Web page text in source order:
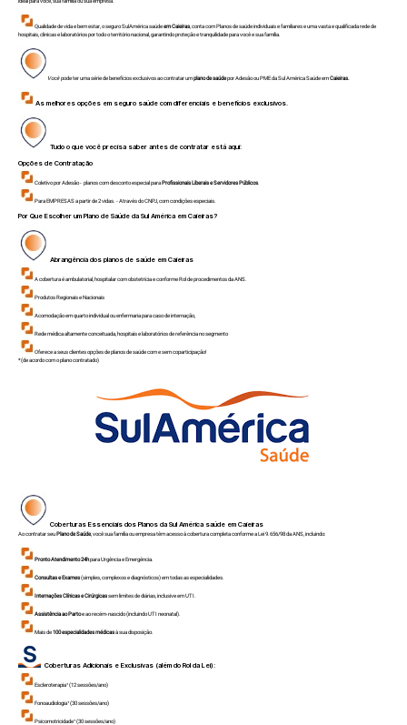
Qualidade de vida e bem estar, o seguro SulAmérica saúdeem Caieiras , conta com Planos de saúde individuais e familiares e uma vasta e qualificada rede de
hospitais, clinicas e laboratórios por todo o território nacional, garantindo proteção e tranquilidade para você e sua família.
Vocêpode ter uma série de benefícios exclusivos ao contratar umplano de saúdepor Adesão ou PME da Sul América Saúde emCaieiras.
As melhores opções em seguro saúde com diferenciais e benefícios exclusivos.
Tudo o que você precisa saber antes de contratar está aqui:
Opções de Contratação
Coletivo por Adesão - planos com desconto especial paraProfissionais Liberais e Servidores Públicos
Para EMPRESAS a partir de 2 vidas. - Através do CNPJ, com condições especiais.
Por Que Escolher um Plano de Saúde da Sul América emCaieiras?
Abrangência dos planos de saúde emCaieiras
A cobertura é ambulatorial, hospitalar com obstetrícia e conforme Rol de procedimentos da ANS.
Produtos Regionais e Nacionais
Acomodação em quarto individual ou enfermaria para caso de internação,
Rede médica altamente conceituada, hospitais e laboratórios de referência no segmento
Oferece a seus clientes opções de planos de saúde com e sem coparticipação!
*(de acordo com o plano contratado)
Coberturas Essenciais dos Planos da Sul América saúde emCaieiras
Ao contratar seuPlano de Saúde, você sua família ou empresa têm acesso à cobertura completa conforme a Lei 9.656/98 da ANS, incluindo:
Pronto Atendimento 24hpara Urgência e Emergência.
Consultas e Exames(simples, complexos e diagnósticos) em todas as especialidades.
Internações Clínicas e Cirúrgicassem limites de diárias, inclusive em UTI.
Assistência ao Partoe ao recém-nascido (incluindo UTI neonatal).
Mais de100 especialidades médicasà sua disposição.
Coberturas Adicionais e Exclusivas (além do Rol da Lei):
Escleroterapia¹ (12 sessões/ano)
Fonoaudiologia¹ (30 sessões/ano)
Psicomotricidade¹ (30 sessões/ano)